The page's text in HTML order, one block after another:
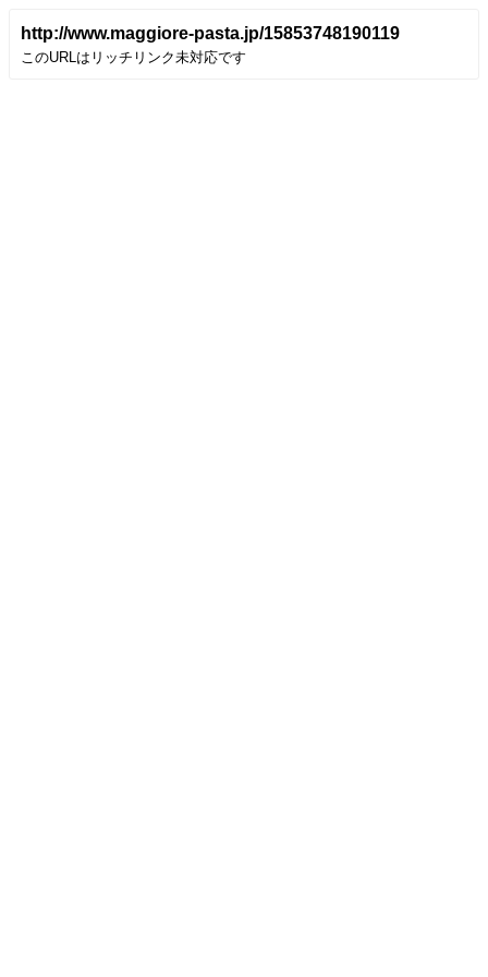
http://www.maggiore-pasta.jp/15853748190119
このURLはリッチリンク未対応です